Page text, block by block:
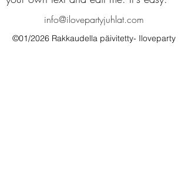
info@ilovepartyjuhlat.com
©01/2026 Rakkaudella päivitetty- Iloveparty